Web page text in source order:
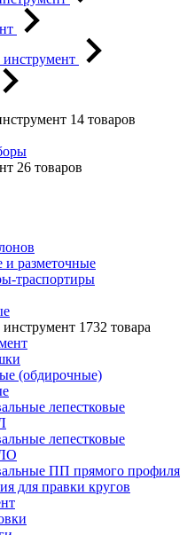
14 товаров
26 товаров
разметочные
траспортиры
1732 товара
(обдирочные)
лепестковые
лепестковые
ПП прямого профиля
для правки кругов